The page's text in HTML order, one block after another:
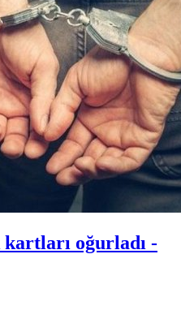
oğurladı -